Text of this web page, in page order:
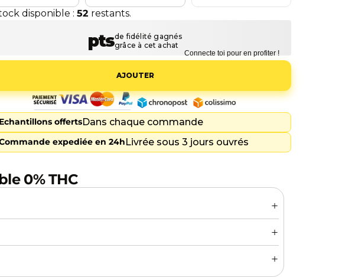
disponible : 52 restants.
Connecte toi pour en profiter !
AJOUTER
Echantillons offertsDans chaque commande
expediée en 24hLivrée sous 3 jours ouvrés
0% THC